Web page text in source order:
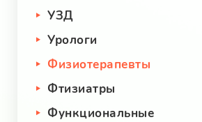
УЗД
Урологи
Физиотерапевты
Фтизиатры
Функциональные